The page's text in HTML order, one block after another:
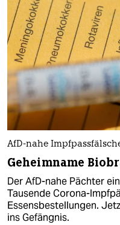
AfD-nahe
Geheimname
Der AfD-nahe Pächter
Tausende Corona-
Essensbestellungen.
ins Gefängnis.